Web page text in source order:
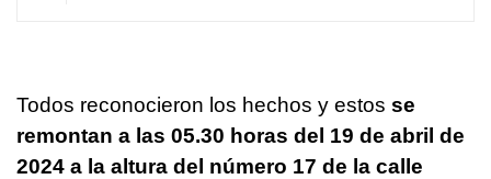
Todos reconocieron los hechos y estos se
remontan a las 05.30 horas del 19 de abril de
2024 a la altura del número 17 de la calle